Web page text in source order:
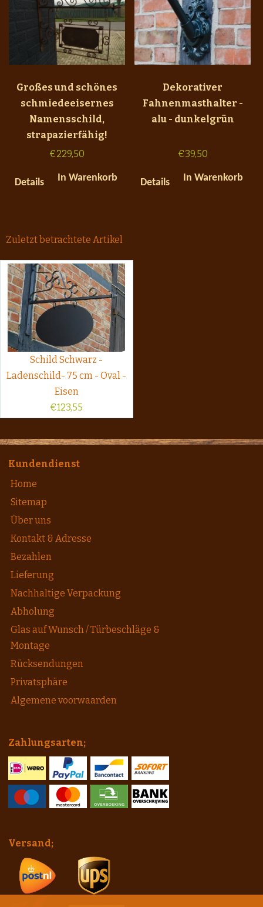
Großes und schönes
schmiedeeisernes
Namensschild,
strapazierfähig!
€229,50
Details In Warenkorb
Dekorativer
Fahnenmasthalter -
alu - dunkelgrün
€39,50
Details In Warenkorb
Zuletzt betrachtete Artikel
Schild Schwarz -
Ladenschild- 75 cm - Oval -
Eisen
€123,55
Kundendienst
Home
Sitemap
Über uns
Kontakt & Adresse
Bezahlen
Lieferung
Nachhaltige Verpackung
Abholung
Glas auf Wunsch / Türbeschläge &
Montage
Rücksendungen
Privatsphäre
Algemene voorwaarden
Zahlungsarten;
Versand;